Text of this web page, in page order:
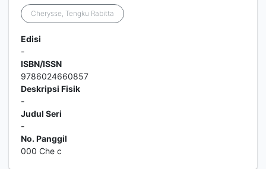
Cherysse, Tengku Rabitta
Edisi
-
ISBN/ISSN
9786024660857
Deskripsi Fisik
-
Judul Seri
-
No. Panggil
000 Che c